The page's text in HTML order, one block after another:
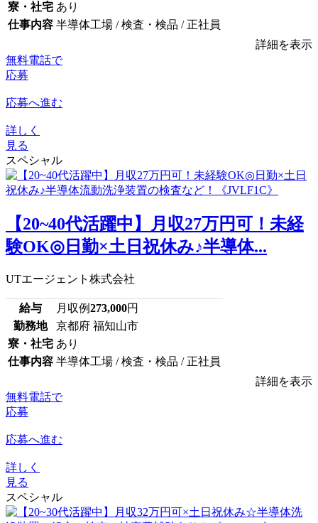
寮・社宅 あり
仕事内容 半導体工場 / 検査・検品 / 正社員
詳細を表示
無料電話で
応募
応募へ進む
詳しく
見る
スペシャル
【20~40代活躍中】月収27万円可！未経
験OK◎日勤×土日祝休み♪半導体...
UTエージェント株式会社
給与 月収例273,000円
勤務地
京都府 福知山市
寮・社宅 あり
仕事内容 半導体工場 / 検査・検品 / 正社員
詳細を表示
無料電話で
応募
応募へ進む
詳しく
見る
スペシャル